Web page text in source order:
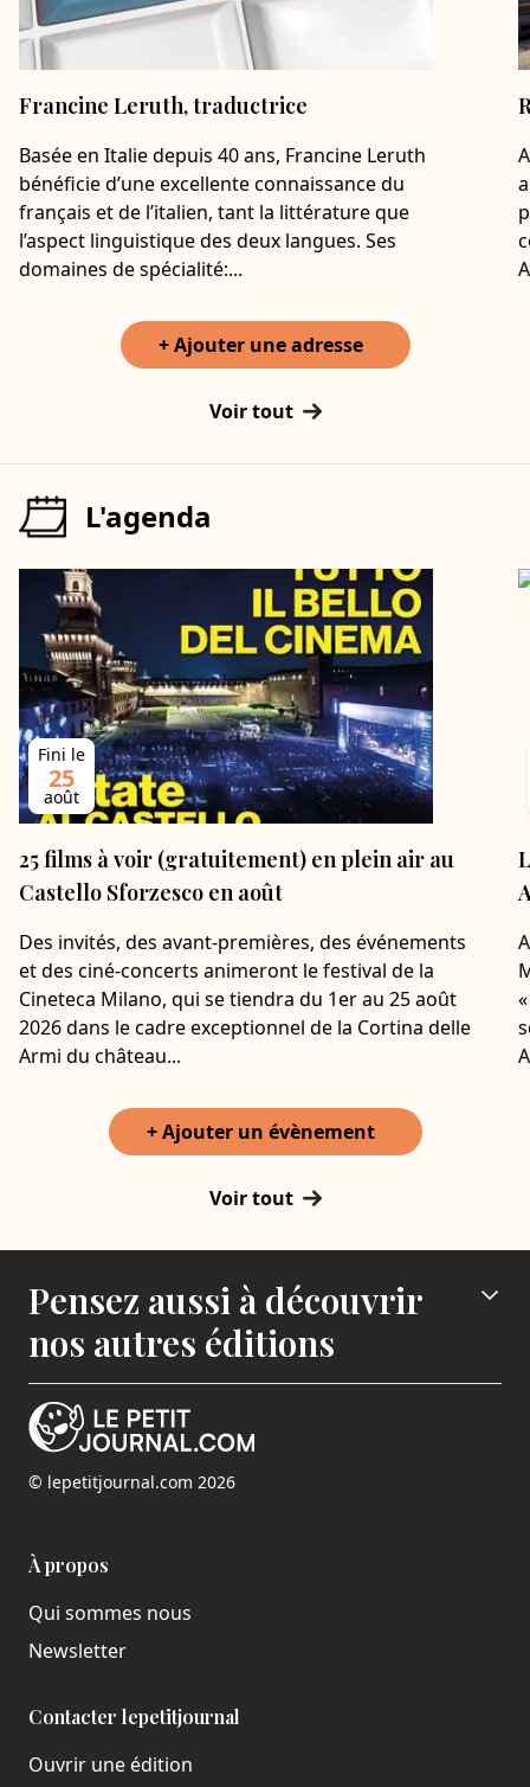
Francine Leruth, traductrice
Basée en Italie depuis 40 ans, Francine Leruth
bénéficie d’une excellente connaissance du
français et de l’italien, tant la littérature que
l’aspect linguistique des deux langues. Ses
domaines de spécialité:...
+ Ajouter une adresse
Voir tout
L'agenda
Fini le
25
août
25 films à voir (gratuitement) en plein air au
Castello Sforzesco en août
Des invités, des avant-premières, des événements
et des ciné-concerts animeront le festival de la
Cineteca Milano, qui se tiendra du 1er au 25 août
2026 dans le cadre exceptionnel de la Cortina delle
Armi du château...
+ Ajouter un évènement
Voir tout
Pensez aussi à découvrir
nos autres éditions
© lepetitjournal.com 2026
À propos
Qui sommes nous
Newsletter
Contacter lepetitjournal
Ouvrir une édition